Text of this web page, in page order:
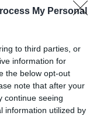
My Personal
to third parties, or
information for
the below opt-out
note that after your
continue seeing
information utilized by